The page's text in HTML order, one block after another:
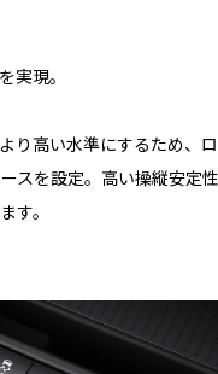
実現。
り高い水準にするため、
スを設定。高い操縦安定
す。